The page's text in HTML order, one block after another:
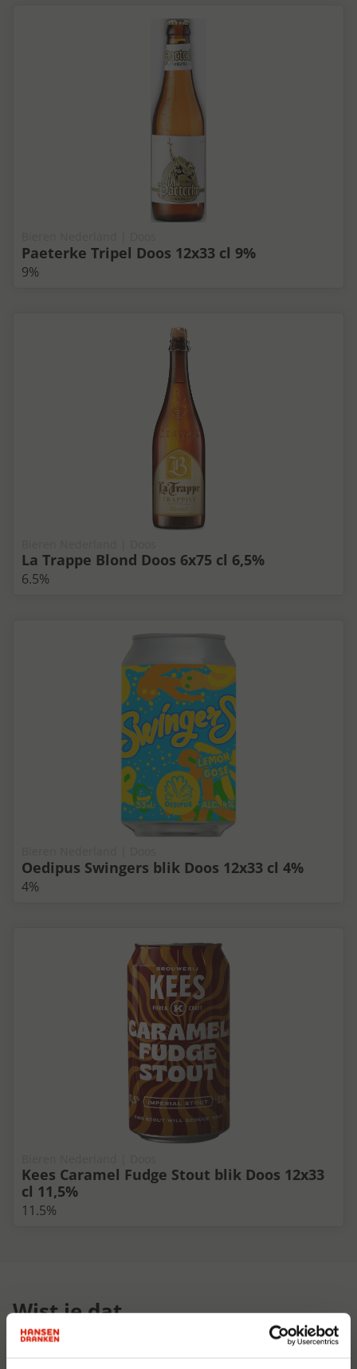
Paeterke Tripel Doos 12x33 cl 9%
9%
La Trappe Blond Doos 6x75 cl 6,5%
6.5%
Oedipus Swingers blik Doos 12x33 cl 4%
4%
Kees Caramel Fudge Stout blik Doos 12x33
cl 11,5%
11.5%
Wist je dat...